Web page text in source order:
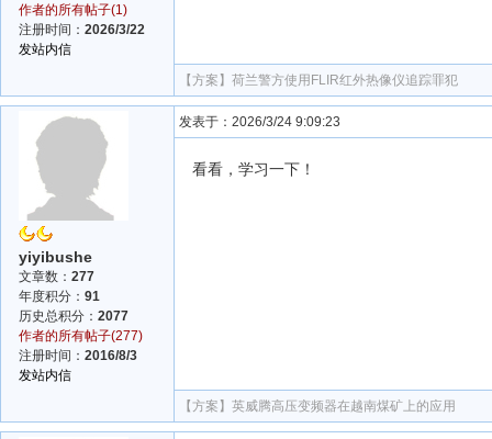
作者的所有帖子(1)
注册时间： 2026/3/22
发站内信
【方案】 荷兰警方使用FLIR红外热像仪追踪罪犯
yiyibushe
文章数： 277
年度积分： 91
历史总积分： 2077
作者的所有帖子(277)
注册时间： 2016/8/3
发站内信
发表于：2026/3/24 9:09:23
看看，学习一下！
【方案】 英威腾高压变频器在越南煤矿上的应用